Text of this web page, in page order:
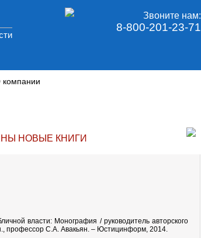
Звоните нам:
8-800-201-23-71
НОВЫЕ КНИГИ
власти: Монография / руководитель авторского
профессор С.А. Авакьян. – Юстицинформ, 2014.